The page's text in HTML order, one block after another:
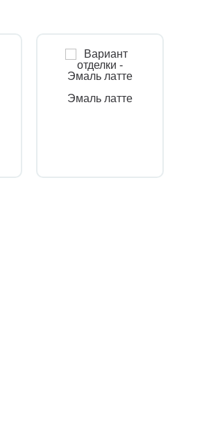
Эмаль латте